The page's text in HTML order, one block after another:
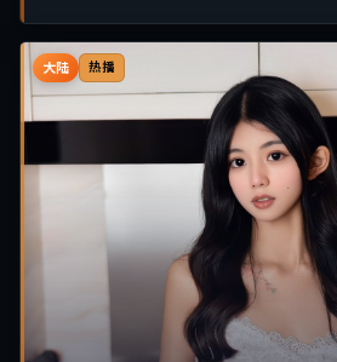
大陆 热播